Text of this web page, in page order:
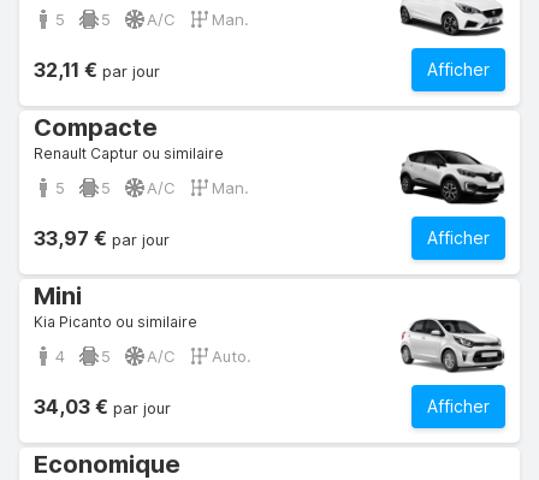
5 5 A/C Man.
Afficher
32,11 € par jour
Compacte
Renault Captur ou similaire
5 5 A/C Man.
Afficher
33,97 € par jour
Mini
Kia Picanto ou similaire
4 5 A/C Auto.
Afficher
34,03 € par jour
Economique